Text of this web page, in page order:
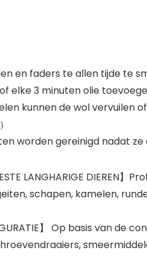
en faders te allen tijde te
elke 3 minuten olie
kunnen de wol
worden gereinigd nadat
LANGHARIGE
schapen, kamelen,
】 Op basis van